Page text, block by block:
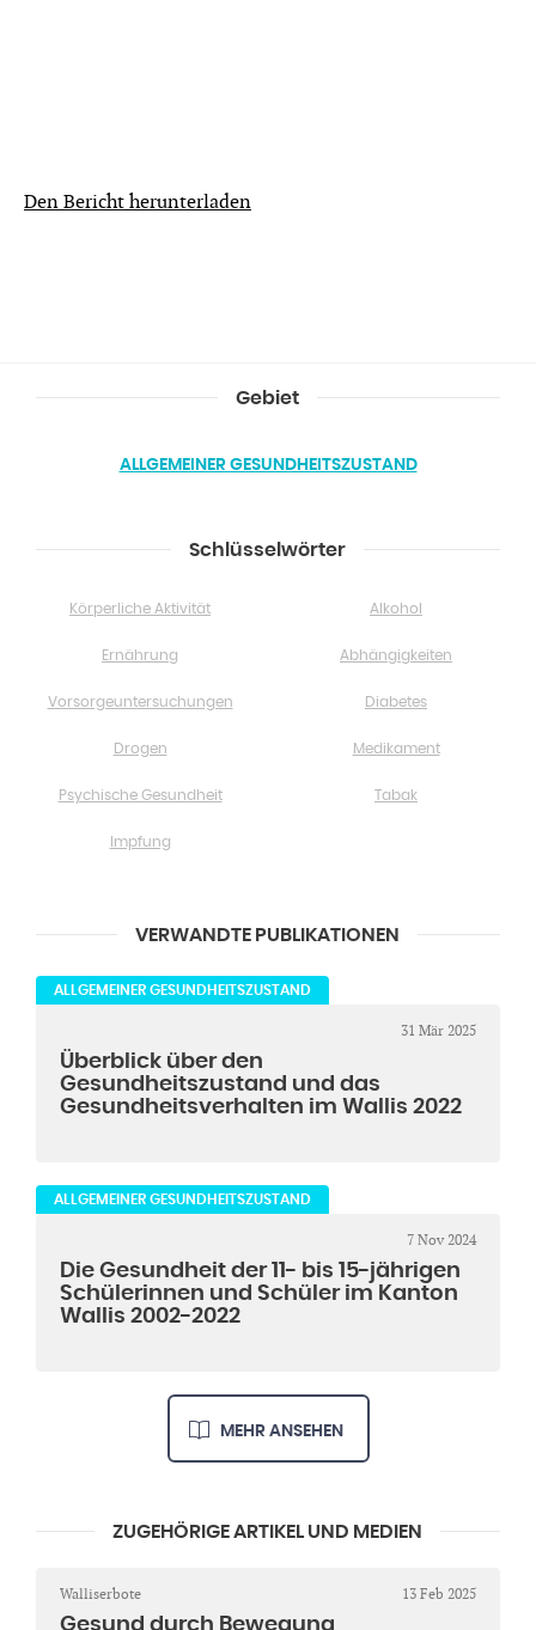
Den Bericht herunterladen
Gebiet
ALLGEMEINER GESUNDHEITSZUSTAND
Schlüsselwörter
Körperliche Aktivität Alkohol
Ernährung Abhängigkeiten
Vorsorgeuntersuchungen Diabetes
Drogen Medikament
Psychische Gesundheit Tabak
Impfung
VERWANDTE PUBLIKATIONEN
ALLGEMEINER GESUNDHEITSZUSTAND
31 Mär 2025
Überblick über den
Gesundheitszustand und das
Gesundheitsverhalten im Wallis 2022
ALLGEMEINER GESUNDHEITSZUSTAND
7 Nov 2024
Die Gesundheit der 11- bis 15-jährigen
Schülerinnen und Schüler im Kanton
Wallis 2002-2022
MEHR ANSEHEN
ZUGEHÖRIGE ARTIKEL UND MEDIEN
Walliserbote 13 Feb 2025
Gesund durch Bewegung